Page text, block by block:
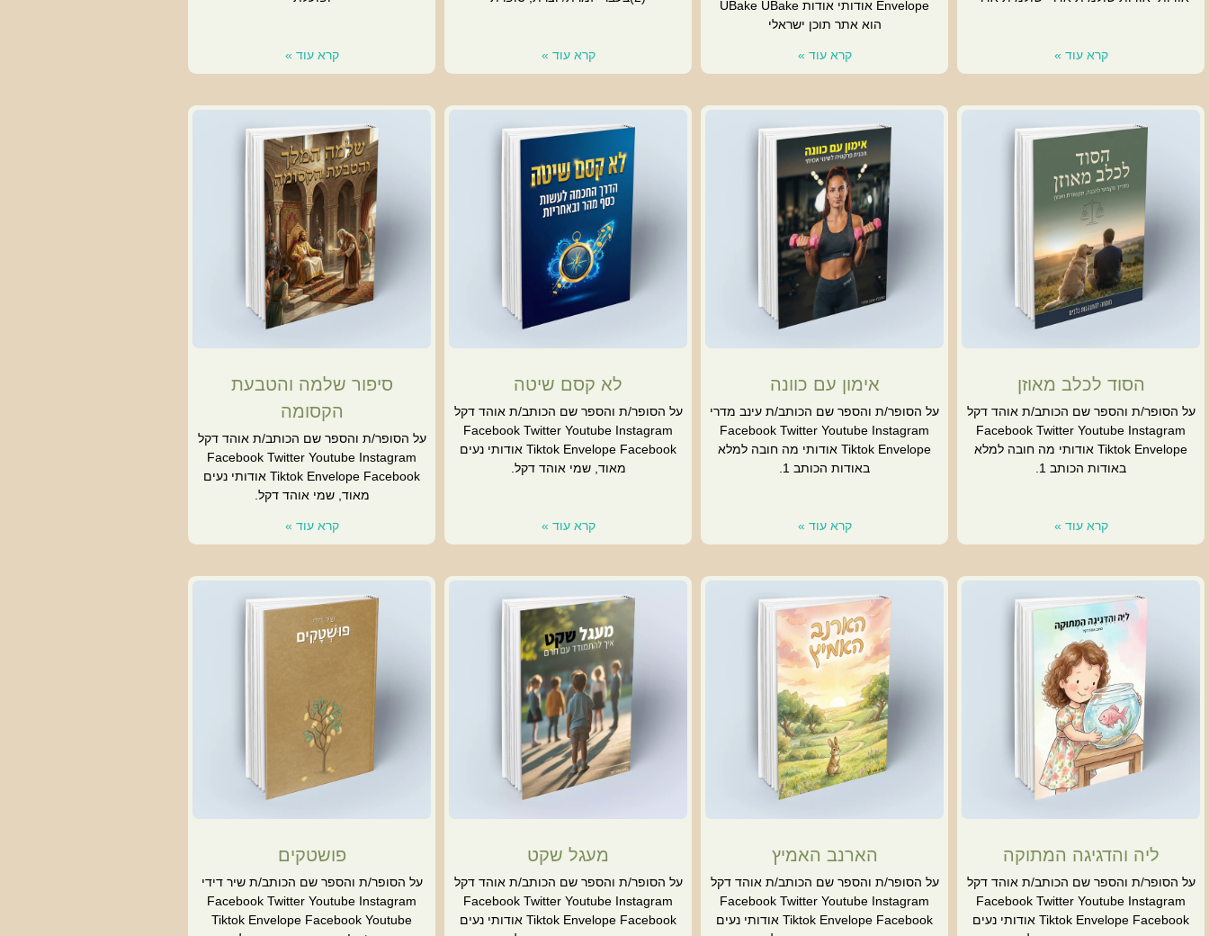
קרא עוד »
Envelope אודותי אודות UBake UBake
הוא אתר תוכן ישראלי
קרא עוד » קרא עוד » קרא עוד »
הסוד לכלב מאוזן
על הסופר/ת והספר שם הכותב/ת אוהד דקל
Facebook Twitter Youtube Instagram
Tiktok Envelope אודותי מה חובה למלא
באודות הכותב 1.
קרא עוד »
אימון עם כוונה
על הסופר/ת והספר שם הכותב/ת עינב מדרי
Facebook Twitter Youtube Instagram
Tiktok Envelope אודותי מה חובה למלא
באודות הכותב 1.
קרא עוד »
לא קסם שיטה
על הסופר/ת והספר שם הכותב/ת אוהד דקל
Facebook Twitter Youtube Instagram
Tiktok Envelope Facebook אודותי נעים
מאוד, שמי אוהד דקל.
קרא עוד »
סיפור שלמה והטבעת
הקסומה
על הסופר/ת והספר שם הכותב/ת אוהד דקל
Facebook Twitter Youtube Instagram
Tiktok Envelope Facebook אודותי נעים
מאוד, שמי אוהד דקל.
קרא עוד »
ליה והדגיגה המתוקה
על הסופר/ת והספר שם הכותב/ת אוהד דקל
Facebook Twitter Youtube Instagram
Tiktok Envelope Facebook אודותי נעים
הארנב האמיץ
על הסופר/ת והספר שם הכותב/ת אוהד דקל
Facebook Twitter Youtube Instagram
Tiktok Envelope Facebook אודותי נעים
מעגל שקט
על הסופר/ת והספר שם הכותב/ת אוהד דקל
Facebook Twitter Youtube Instagram
Tiktok Envelope Facebook אודותי נעים
פושטקים
על הסופר/ת והספר שם הכותב/ת שיר דידי
Facebook Twitter Youtube Instagram
Tiktok Envelope Facebook Youtube